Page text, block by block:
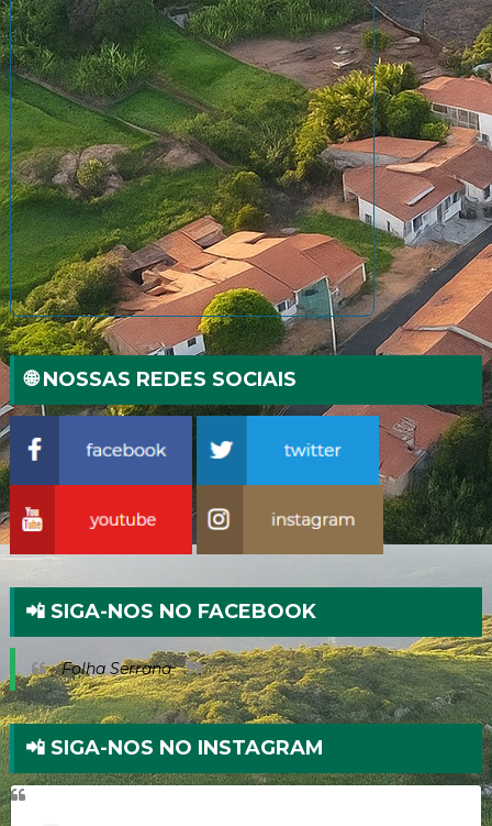
🌐 NOSSAS REDES SOCIAIS
📲 SIGA-NOS NO FACEBOOK
Folha Serrana
📲 SIGA-NOS NO INSTAGRAM